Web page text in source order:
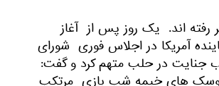
رفته اند. یک روز پس از آغاز
آمریکا در اجلاس فوری شورای
جنایت در حلب متهم کرد و گفت: